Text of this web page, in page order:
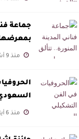
جماعة
منذ 9 أشهر
منذ 6 أيام